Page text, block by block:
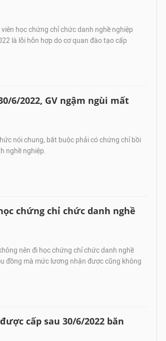
học chứng chỉ chức danh nghề nghiệp
là lỗi hỗn hợp do cơ quan đào tạo cấp
6/2022, GV ngậm ngùi mất
nói chung, bắt buộc phải có chứng chỉ bồi
nghề nghiệp.
chứng chỉ chức danh nghề
nên đi học chứng chỉ chức danh nghề
đồng mà mức lương nhận được cũng không
cấp sau 30/6/2022 băn